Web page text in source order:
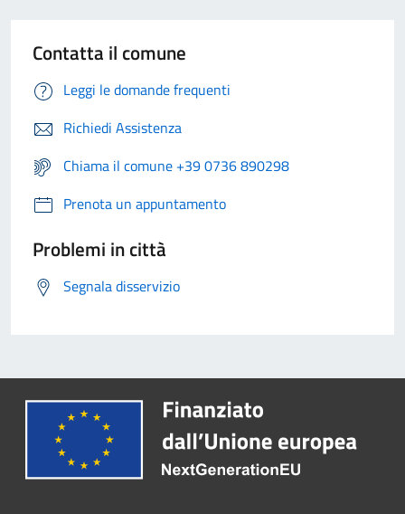
Contatta il comune
Leggi le domande frequenti
Richiedi Assistenza
Chiama il comune +39 0736 890298
Prenota un appuntamento
Problemi in città
Segnala disservizio